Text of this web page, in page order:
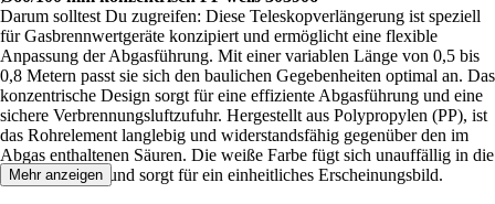
Darum solltest Du zugreifen: Diese Teleskopverlängerung ist speziell
für Gasbrennwertgeräte konzipiert und ermöglicht eine flexible
Anpassung der Abgasführung. Mit einer variablen Länge von 0,5 bis
0,8 Metern passt sie sich den baulichen Gegebenheiten optimal an. Das
konzentrische Design sorgt für eine effiziente Abgasführung und eine
sichere Verbrennungsluftzufuhr. Hergestellt aus Polypropylen (PP), ist
das Rohrelement langlebig und widerstandsfähig gegenüber den im
Abgas enthaltenen Säuren. Die weiße Farbe fügt sich unauffällig in die
Umgebung ein und sorgt für ein einheitliches Erscheinungsbild.
Mehr anzeigen